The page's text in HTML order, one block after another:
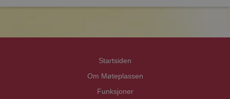
Startsiden
Om Møteplassen
Funksjoner